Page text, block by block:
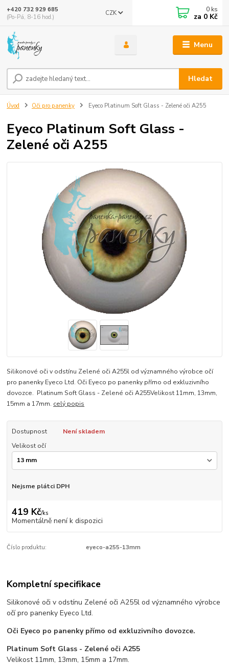
Menu
CZK
Hledat
+420 732 929 685
(Po-Pá, 8-16 hod.)
0 ks
za 0 Kč
Úvod Oči pro panenky Eyeco Platinum Soft Glass - Zelené oči A255
Eyeco Platinum Soft Glass -
Zelené oči A255
Silikonové oči v odstínu Zelené oči A255l od významného výrobce očí
pro panenky Eyeco Ltd. Oči Eyeco po panenky přímo od exkluzivního
dovozce. Platinum Soft Glass - Zelené oči A255Velikost 11mm, 13mm,
15mm a 17mm. celý popis
Dostupnost
Není skladem
Velikost očí
Nejsme plátci DPH
419 Kč/ks
Momentálně není k dispozici
Číslo produktu: eyeco-a255-13mm
Kompletní specifikace
Silikonové oči v odstínu Zelené oči A255l od významného výrobce
očí pro panenky Eyeco Ltd.
Oči Eyeco po panenky přímo od exkluzivního dovozce.
Platinum Soft Glass - Zelené oči A255
Velikost 11mm, 13mm, 15mm a 17mm.